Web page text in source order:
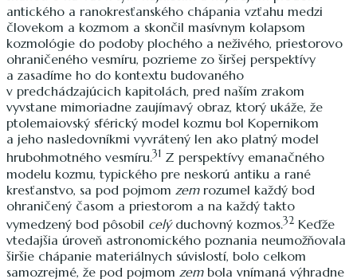
antického a ranokresťanského chápania vzťahu medzi
človekom a kozmom a skončil masívnym kolapsom
kozmológie do podoby plochého a neživého, priestorovo
ohraničeného vesmíru, pozrieme zo širšej perspektívy
a zasadíme ho do kontextu budovaného
v predchádzajúcich kapitolách, pred naším zrakom
vyvstane mimoriadne zaujímavý obraz, ktorý ukáže, že
ptolemaiovský sférický model kozmu bol Kopernikom
a jeho nasledovníkmi vyvrátený len ako platný model
hrubohmotného vesmíru.31 Z perspektívy emanačného
modelu kozmu, typického pre neskorú antiku a rané
kresťanstvo, sa pod pojmom zemrozumel každý bod
ohraničený časom a priestorom a na každý takto
vymedzený bod pôsobil celýduchovný kozmos.32 Keďže
vtedajšia úroveň astronomického poznania neumožňovala
širšie chápanie materiálnych súvislostí, bolo celkom
samozrejmé, že pod pojmom zembola vnímaná výhradne